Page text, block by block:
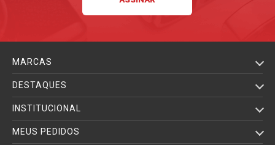
MARCAS
DESTAQUES
INSTITUCIONAL
MEUS PEDIDOS